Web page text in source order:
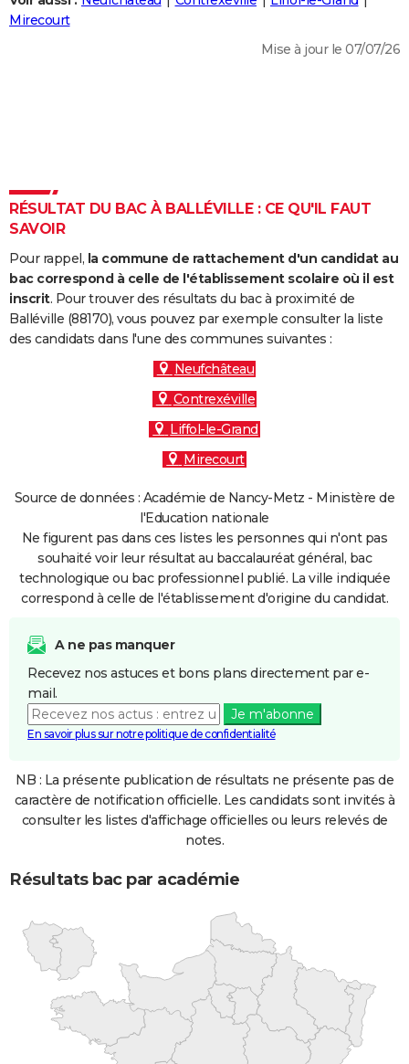
Destinations
City break
Voyage nature
Voyage de noces
Forum
Climat
+
PHOTO
Dictionnaire
Biographies
Citations
Expressions
Proverbes
PROGRAMME TV
S'inscrire
Se connecter
Lycées
Collèges
Primaires
Universités
Entreprises
Service militaire
Avis de recherche
AVIS DE DÉCÈS
FORUM
Mirecourt
Mise à jour le 07/07/26
RÉSULTAT DU BAC À BALLÉVILLE : CE QU'IL FAUT
SAVOIR
Pour rappel, la commune de rattachement d'un candidat au
bac correspond à celle de l'établissement scolaire où il est
inscrit. Pour trouver des résultats du bac à proximité de
Balléville (88170), vous pouvez par exemple consulter la liste
des candidats dans l'une des communes suivantes :
Neufchâteau
Contrexéville
Liffol-le-Grand
Mirecourt
Source de données : Académie de Nancy-Metz - Ministère de
l'Education nationale
Ne figurent pas dans ces listes les personnes qui n'ont pas
souhaité voir leur résultat au baccalauréat général, bac
technologique ou bac professionnel publié. La ville indiquée
correspond à celle de l'établissement d'origine du candidat.
A ne pas manquer
Recevez nos astuces et bons plans directement par e-
mail.
Je m'abonne
En savoir plus sur notre politique de confidentialité
NB : La présente publication de résultats ne présente pas de
caractère de notification officielle. Les candidats sont invités à
consulter les listes d'affichage officielles ou leurs relevés de
notes.
Résultats bac par académie